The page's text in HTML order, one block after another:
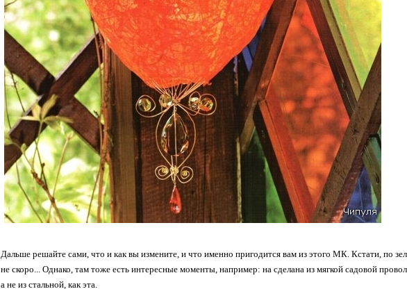
Дальше решайте сами, что и как вы измените, и что именно пригодится вам из этого МК. Кстати, по
не скоро... Однако, там тоже есть интересные моменты, например: на сделана из мягкой садовой
а не из стальной, как эта.